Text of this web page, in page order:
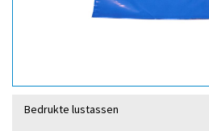
Bedrukte lustassen